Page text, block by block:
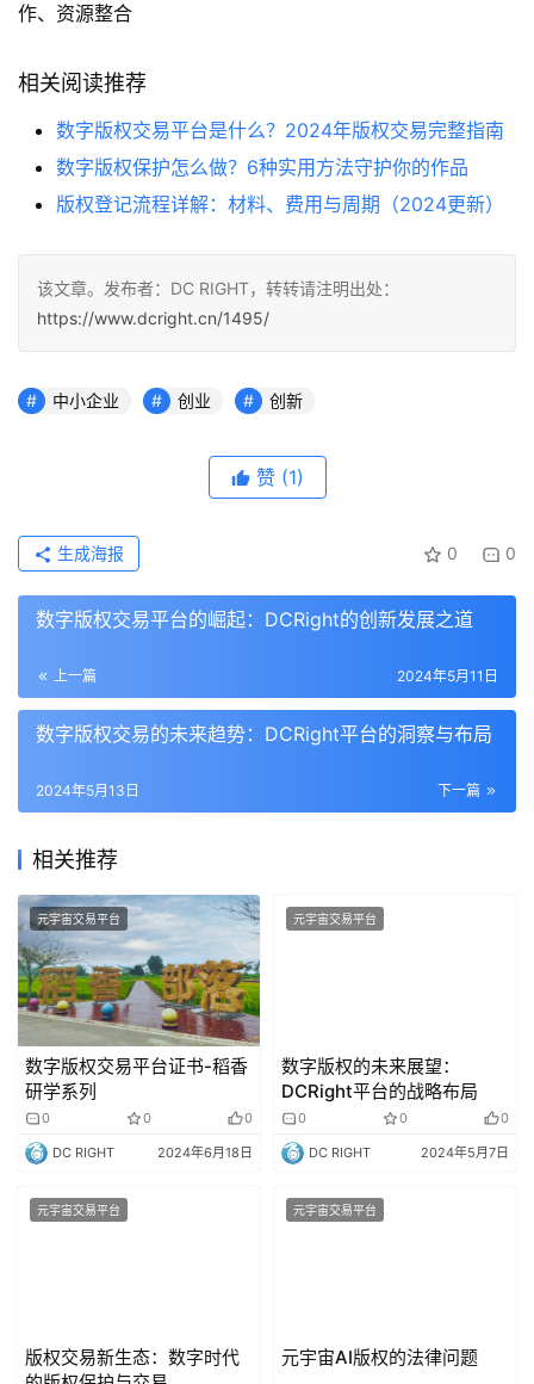
作、资源整合
相关阅读推荐
数字版权交易平台是什么？2024年版权交易完整指南
数字版权保护怎么做？6种实用方法守护你的作品
版权登记流程详解：材料、费用与周期（2024更新）
该文章。发布者：DC RIGHT，转转请注明出处：
https://www.dcright.cn/1495/
中小企业 创业 创新
赞 (1)
0 0
生成海报
数字版权交易平台的崛起：DCRight的创新发展之道
上一篇 2024年5月11日
数字版权交易的未来趋势：DCRight平台的洞察与布局
下一篇
2024年5月13日
相关推荐
元宇宙交易平台
数字版权交易平台证书-稻香
研学系列
0 0 0
DC RIGHT 2024年6月18日
元宇宙交易平台
数字版权的未来展望：
DCRight平台的战略布局
0 0 0
DC RIGHT 2024年5月7日
元宇宙交易平台
版权交易新生态：数字时代
元宇宙交易平台
元宇宙AI版权的法律问题